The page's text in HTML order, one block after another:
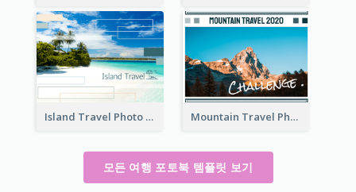
Island Travel Photo Book Mountain Travel Photo Book
모든 여행 포토북 템플릿 보기